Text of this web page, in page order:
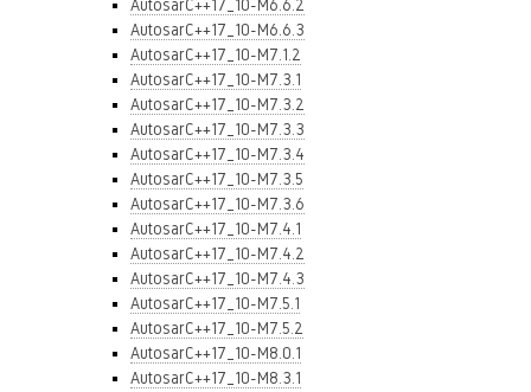
AutosarC++17_10-M6.6.2
AutosarC++17_10-M6.6.3
AutosarC++17_10-M7.1.2
AutosarC++17_10-M7.3.1
AutosarC++17_10-M7.3.2
AutosarC++17_10-M7.3.3
AutosarC++17_10-M7.3.4
AutosarC++17_10-M7.3.5
AutosarC++17_10-M7.3.6
AutosarC++17_10-M7.4.1
AutosarC++17_10-M7.4.2
AutosarC++17_10-M7.4.3
AutosarC++17_10-M7.5.1
AutosarC++17_10-M7.5.2
AutosarC++17_10-M8.0.1
AutosarC++17_10-M8.3.1